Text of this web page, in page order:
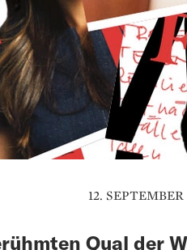
12. SEPTEMBER
Qual der